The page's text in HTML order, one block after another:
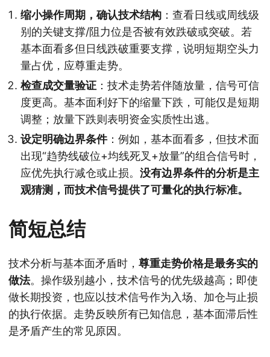
缩小操作周期，确认技术结构 ：查看日线或周线级
别的关键支撑/阻力位是否被有效跌破或突破。若
基本面看多但日线跌破重要支撑，说明短期空头力
量占优，应尊重走势。
检查成交量验证 ：技术走势若伴随放量，信号可信
度更高。基本面利好下的缩量下跌，可能仅是短期
调整；放量下跌则表明资金实质性出逃。
设定明确边界条件：例如，基本面看多，但技术面
出现“趋势线破位+均线死叉+放量”的组合信号时，
应优先执行减仓或止损。 没有边界条件的分析是主
观猜测，而技术信号提供了可量化的执行标准。
简短总结
技术分析与基本面矛盾时， 尊重走势价格是最务实的
做法。操作级别越小，技术信号的优先级越高；即使
做长期投资，也应以技术信号作为入场、加仓与止损
的执行依据。走势反映所有已知信息，基本面滞后性
是矛盾产生的常见原因。